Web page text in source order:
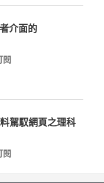
駕馭網頁之理科
閱
介面的
閱